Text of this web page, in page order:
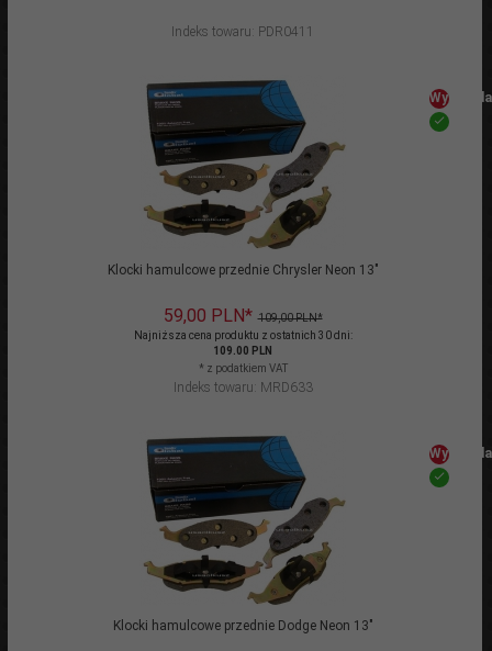
Indeks towaru: PDR0411
Klocki hamulcowe przednie Chrysler Neon 13"
59,00 PLN* 109,00 PLN*
Najniższa cena produktu z ostatnich 30 dni:
109.00 PLN
* z podatkiem VAT
Indeks towaru: MRD633
Klocki hamulcowe przednie Dodge Neon 13"